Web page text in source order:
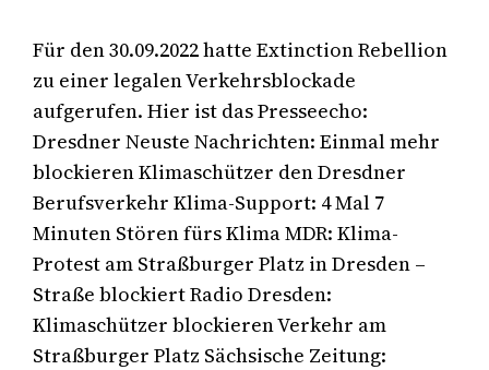
Für den 30.09.2022 hatte Extinction Rebellion
zu einer legalen Verkehrsblockade
aufgerufen. Hier ist das Presseecho:
Dresdner Neuste Nachrichten: Einmal mehr
blockieren Klimaschützer den Dresdner
Berufsverkehr Klima-Support: 4 Mal 7
Minuten Stören fürs Klima MDR: Klima-
Protest am Straßburger Platz in Dresden –
Straße blockiert Radio Dresden:
Klimaschützer blockieren Verkehr am
Straßburger Platz Sächsische Zeitung: